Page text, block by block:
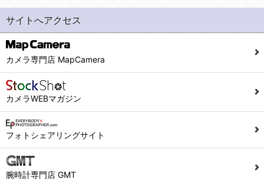
サイトへアクセス
カメラ専門店 MapCamera
カメラWEBマガジン
フォトシェアリングサイト
腕時計専門店 GMT